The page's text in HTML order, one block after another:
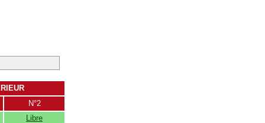
N°2
Libre